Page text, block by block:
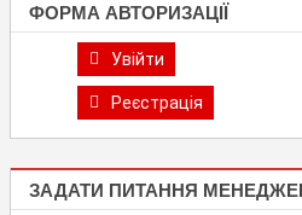
ФОРМА АВТОРИЗАЦІЇ
Увійти
Реєстрація
ЗАДАТИ ПИТАННЯ